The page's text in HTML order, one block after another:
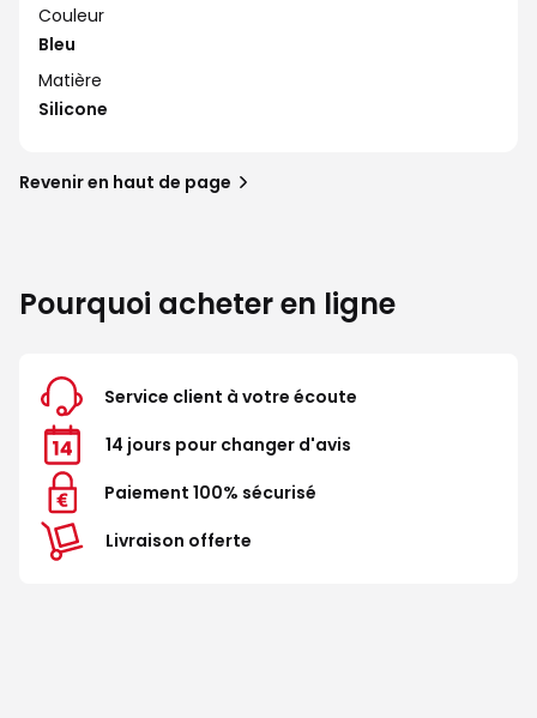
Couleur
Bleu
Matière
Silicone
Revenir en haut de page
Pourquoi acheter en ligne
Service client à votre écoute
14 jours pour changer d'avis
Paiement 100% sécurisé
Livraison offerte